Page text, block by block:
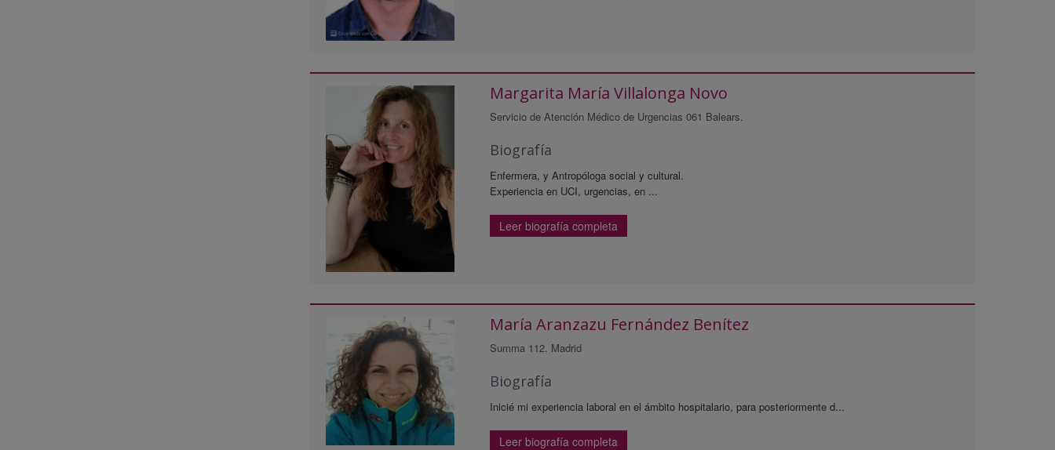
Margarita María Villalonga Novo
Servicio de Atención Médico de Urgencias 061 Balears.
Biografía
Enfermera, y Antropóloga social y cultural.
Experiencia en UCI, urgencias, en ...
Leer biografía completa
María Aranzazu Fernández Benítez
Summa 112. Madrid
Biografía
Inicié mi experiencia laboral en el ámbito hospitalario, para posteriormente d...
Leer biografía completa